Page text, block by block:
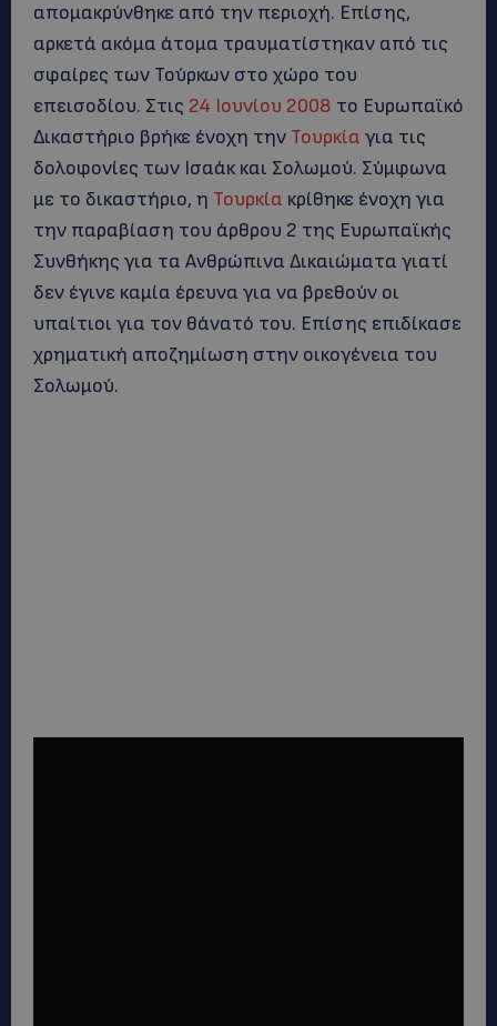
απομακρύνθηκε από την περιοχή. Επίσης,
αρκετά ακόμα άτομα τραυματίστηκαν από τις
σφαίρες των Τούρκων στο χώρο του
επεισοδίου. Στις 24 Ιουνίου 2008 το Ευρωπαϊκό
Δικαστήριο βρήκε ένοχη την Τουρκία για τις
δολοφονίες των Ισαάκ και Σολωμού. Σύμφωνα
με το δικαστήριο, η Τουρκία κρίθηκε ένοχη για
την παραβίαση του άρθρου 2 της Ευρωπαϊκής
Συνθήκης για τα Ανθρώπινα Δικαιώματα γιατί
δεν έγινε καμία έρευνα για να βρεθούν οι
υπαίτιοι για τον θάνατό του. Επίσης επιδίκασε
χρηματική αποζημίωση στην οικογένεια του
Σολωμού.